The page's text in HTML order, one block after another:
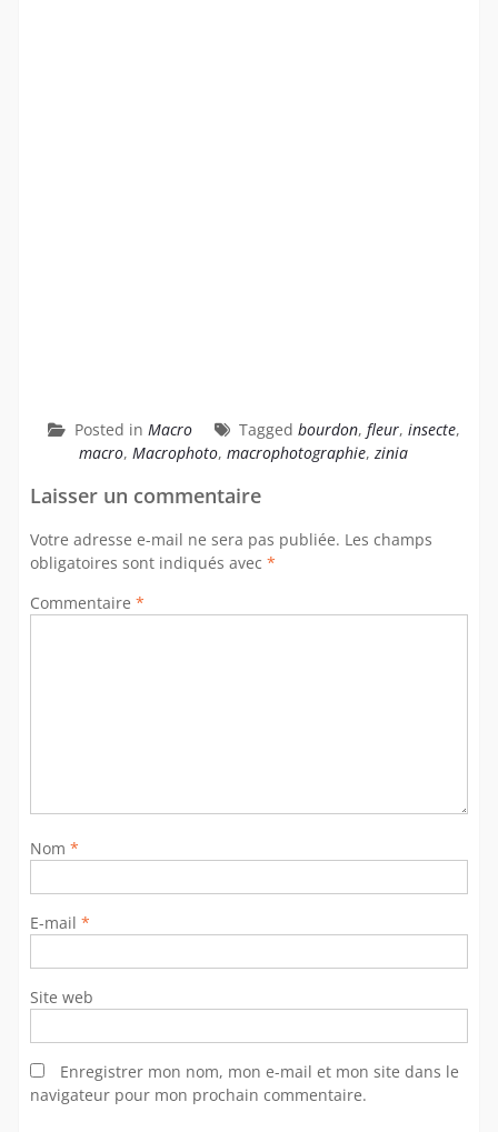
Posted inMacro Taggedbourdon,fleur,insecte,
macro, Macrophoto, macrophotographie, zinia
Laisser un commentaire
Votre adresse e-mail ne sera pas publiée. Les champs
obligatoires sont indiqués avec *
Commentaire *
Nom *
E-mail *
Site web
Enregistrer mon nom, mon e-mail et mon site dans le
navigateur pour mon prochain commentaire.